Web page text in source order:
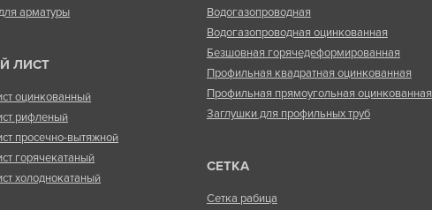
арматуры
ЛИСТ
оцинкованный
рифленый
просечно-вытяжной
горячекатаный
холоднокатаный
Водогазопроводная
Водогазопроводная оцинкованная
Безшовная горячедеформированная
Профильная квадратная оцинкованная
Профильная прямоугольная оцинкованная
Заглушки для профильных труб
СЕТКА
Сетка рабица